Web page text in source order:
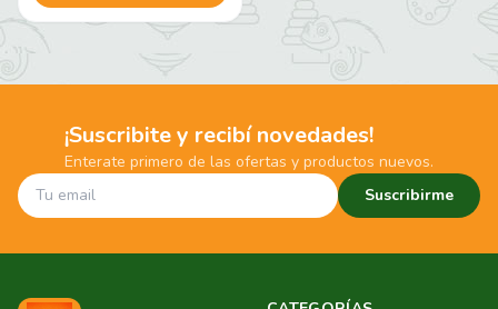
¡Suscribite y recibí novedades!
Enterate primero de las ofertas y productos nuevos.
Suscribirme